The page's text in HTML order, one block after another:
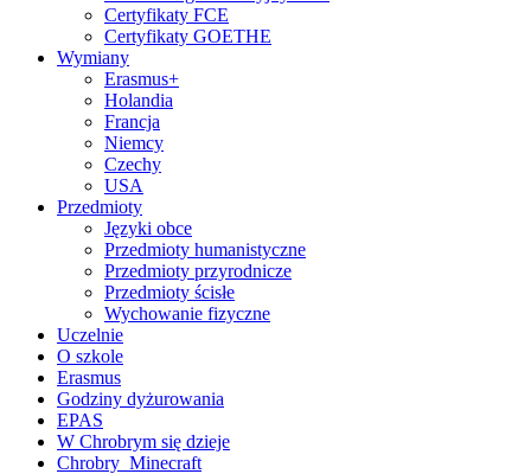
Certyfikaty FCE
Certyfikaty GOETHE
Wymiany
Erasmus+
Holandia
Francja
Niemcy
Czechy
USA
Przedmioty
Języki obce
Przedmioty humanistyczne
Przedmioty przyrodnicze
Przedmioty ścisłe
Wychowanie fizyczne
Uczelnie
O szkole
Erasmus
Godziny dyżurowania
EPAS
W Chrobrym się dzieje
Chrobry_Minecraft